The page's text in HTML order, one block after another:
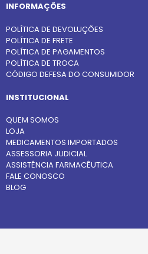
INFORMAÇÕES
POLÍTICA DE DEVOLUÇÕES
POLÍTICA DE FRETE
POLÍTICA DE PAGAMENTOS
POLÍTICA DE TROCA
CÓDIGO DEFESA DO CONSUMIDOR
INSTITUCIONAL
QUEM SOMOS
LOJA
MEDICAMENTOS IMPORTADOS
ASSESSORIA JUDICIAL
ASSISTÊNCIA FARMACÊUTICA
FALE CONOSCO
BLOG